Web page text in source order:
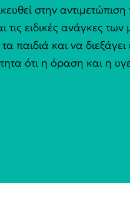
στην
ειδικές ανάγκες
παιδιά και να
ότι η όραση και η